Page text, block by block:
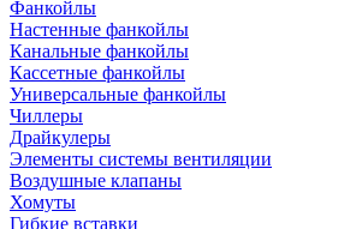
Фанкойлы
Настенные фанкойлы
Канальные фанкойлы
Кассетные фанкойлы
Универсальные фанкойлы
Чиллеры
Драйкулеры
Элементы системы вентиляции
Воздушные клапаны
Хомуты
Гибкие вставки